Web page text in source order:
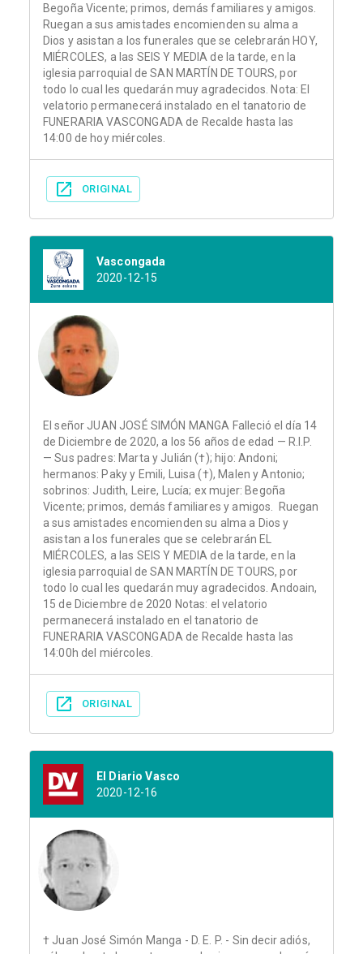
Begoña Vicente; primos, demás familiares y amigos.
Ruegan a sus amistades encomienden su alma a
Dios y asistan a los funerales que se celebrarán HOY,
MIÉRCOLES, a las SEIS Y MEDIA de la tarde, en la
iglesia parroquial de SAN MARTÍN DE TOURS, por
todo lo cual les quedarán muy agradecidos. Nota: El
velatorio permanecerá instalado en el tanatorio de
FUNERARIA VASCONGADA de Recalde hasta las
14:00 de hoy miércoles.
ORIGINAL
Vascongada
2020-12-15
El señor JUAN JOSÉ SIMÓN MANGA Falleció el día 14
de Diciembre de 2020, a los 56 años de edad — R.I.P.
— Sus padres: Marta y Julián (†); hijo: Andoni;
hermanos: Paky y Emili, Luisa (†), Malen y Antonio;
sobrinos: Judith, Leire, Lucía; ex mujer: Begoña
Vicente; primos, demás familiares y amigos. Ruegan
a sus amistades encomienden su alma a Dios y
asistan a los funerales que se celebrarán EL
MIÉRCOLES, a las SEIS Y MEDIA de la tarde, en la
iglesia parroquial de SAN MARTÍN DE TOURS, por
todo lo cual les quedarán muy agradecidos. Andoain,
15 de Diciembre de 2020 Notas: el velatorio
permanecerá instalado en el tanatorio de
FUNERARIA VASCONGADA de Recalde hasta las
14:00h del miércoles.
ORIGINAL
El Diario Vasco
2020-12-16
† Juan José Simón Manga - D. E. P. - Sin decir adiós,